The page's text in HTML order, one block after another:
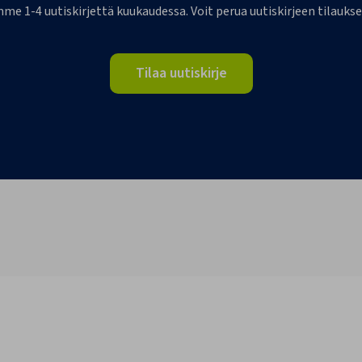
1-4 uutiskirjettä kuukaudessa. Voit perua uutiskirjeen
Tilaa uutiskirje